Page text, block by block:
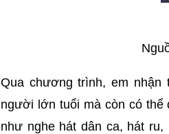
Qua chương trình, em nhận
người lớn tuổi mà còn có thể
như nghe hát dân ca, hát ru,